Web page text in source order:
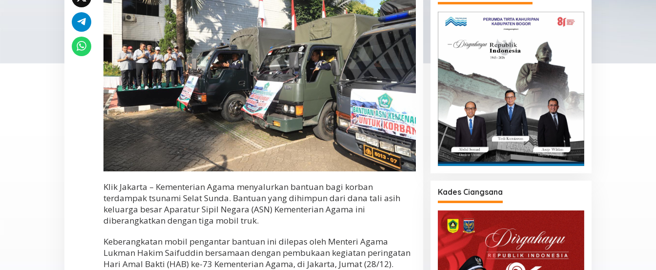
Klik Jakarta – Kementerian Agama menyalurkan bantuan bagi korban
terdampak tsunami Selat Sunda. Bantuan yang dihimpun dari dana tali asih
keluarga besar Aparatur Sipil Negara (ASN) Kementerian Agama ini
diberangkatkan dengan tiga mobil truk.
Keberangkatan mobil pengantar bantuan ini dilepas oleh Menteri Agama
Lukman Hakim Saifuddin bersamaan dengan pembukaan kegiatan peringatan
Hari Amal Bakti (HAB) ke-73 Kementerian Agama, di Jakarta, Jumat (28/12).
Kades Ciangsana